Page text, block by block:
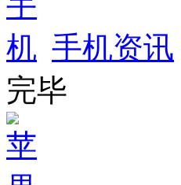
手机资讯
完毕